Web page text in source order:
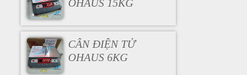
OHAUS 15KG
CÂN ĐIỆN TỬ
OHAUS 6KG